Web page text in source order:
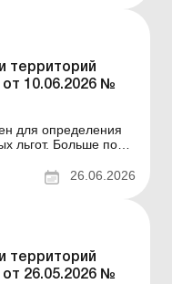
территорий
10.06.2026 №
для определения
льгот. Больше по
обновило перечень
26.06.2026
территорий
26.05.2026 №